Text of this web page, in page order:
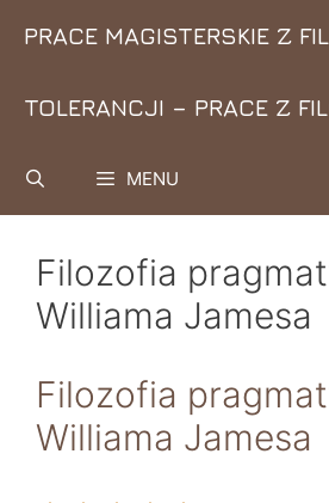
PRACE MAGISTERSKIE Z
TOLERANCJI – PRACE Z
MENU
Filozofia
Williama Jamesa
Filozofia
Williama Jamesa